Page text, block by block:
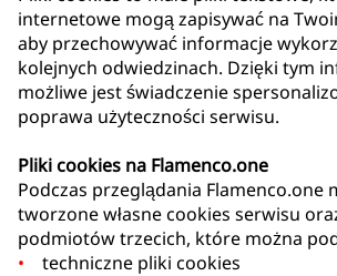
internetowe mogą zapisywać na
aby przechowywać informacje
kolejnych odwiedzinach. Dzięki tym
możliwe jest świadczenie
poprawa użyteczności serwisu.
Pliki cookies na Flamenco.one
Podczas przeglądania Flamenco.one
tworzone własne cookies serwisu
podmiotów trzecich, które można
techniczne pliki cookies